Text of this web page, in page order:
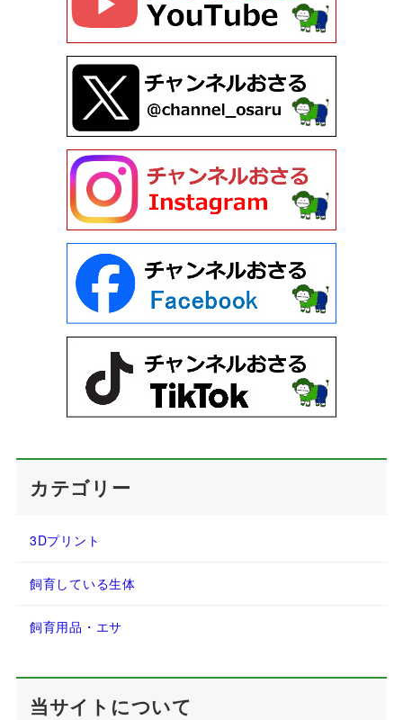
カテゴリー
3Dプリント
飼育している生体
飼育用品・エサ
当サイトについて